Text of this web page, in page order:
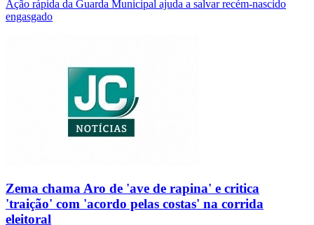
Ação rápida da Guarda Municipal ajuda a salvar recém-nascido
engasgado
Zema chama Aro de 'ave de rapina' e critica
'traição' com 'acordo pelas costas' na corrida
eleitoral